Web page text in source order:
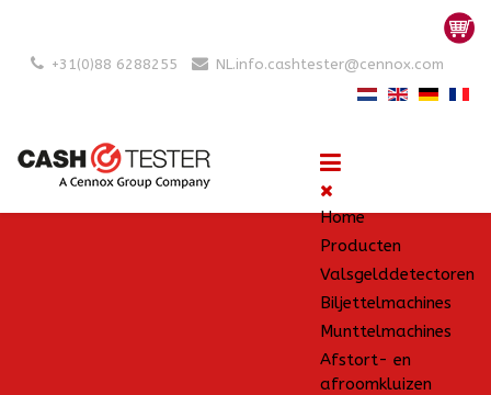
+31(0)88 6288255 NL.info.cashtester@cennox.com
Home
Producten
Valsgelddetectoren
Biljettelmachines
Munttelmachines
Afstort- en
afroomkluizen